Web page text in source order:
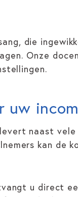
die
Onze
uw
naast
kan de
u direct